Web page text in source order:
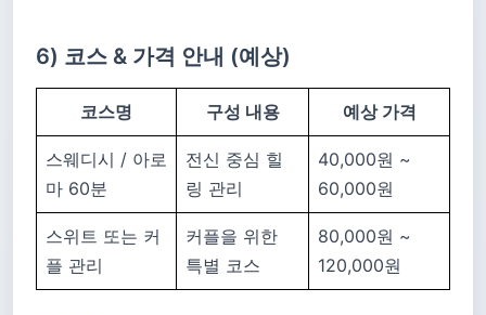
6) 코스 & 가격 안내 (예상)
코스명 구성 내용 예상 가격
스웨디시 / 아로
마 60분
전신 중심 힐
링 관리
40,000원 ~
60,000원
스위트 또는 커
플 관리
커플을 위한
특별 코스
80,000원 ~
120,000원